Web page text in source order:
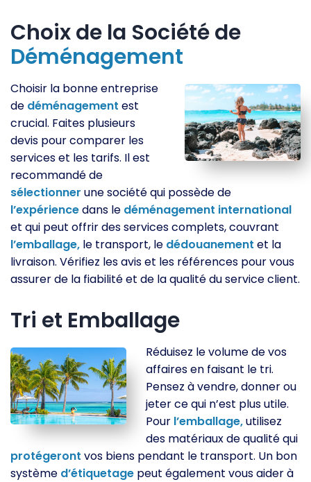
Choix de la Société de
Déménagement
Choisir la bonne entreprise
de déménagement est
crucial. Faites plusieurs
devis pour comparer les
services et les tarifs. Il est
recommandé de
sélectionner une société qui possède de
l’expériencedans le déménagement international
et qui peut offrir des services complets, couvrant
l’emballage, le transport, le dédouanement et la
livraison. Vérifiez les avis et les références pour vous
assurer de la fiabilité et de la qualité du service client.
Tri et Emballage
Réduisez le volume de vos
affaires en faisant le tri.
Pensez à vendre, donner ou
jeter ce qui n’est plus utile.
Pour l’emballage,utilisez
des matériaux de qualité qui
protégeront vos biens pendant le transport. Un bon
système d’étiquetage peut également vous aider à